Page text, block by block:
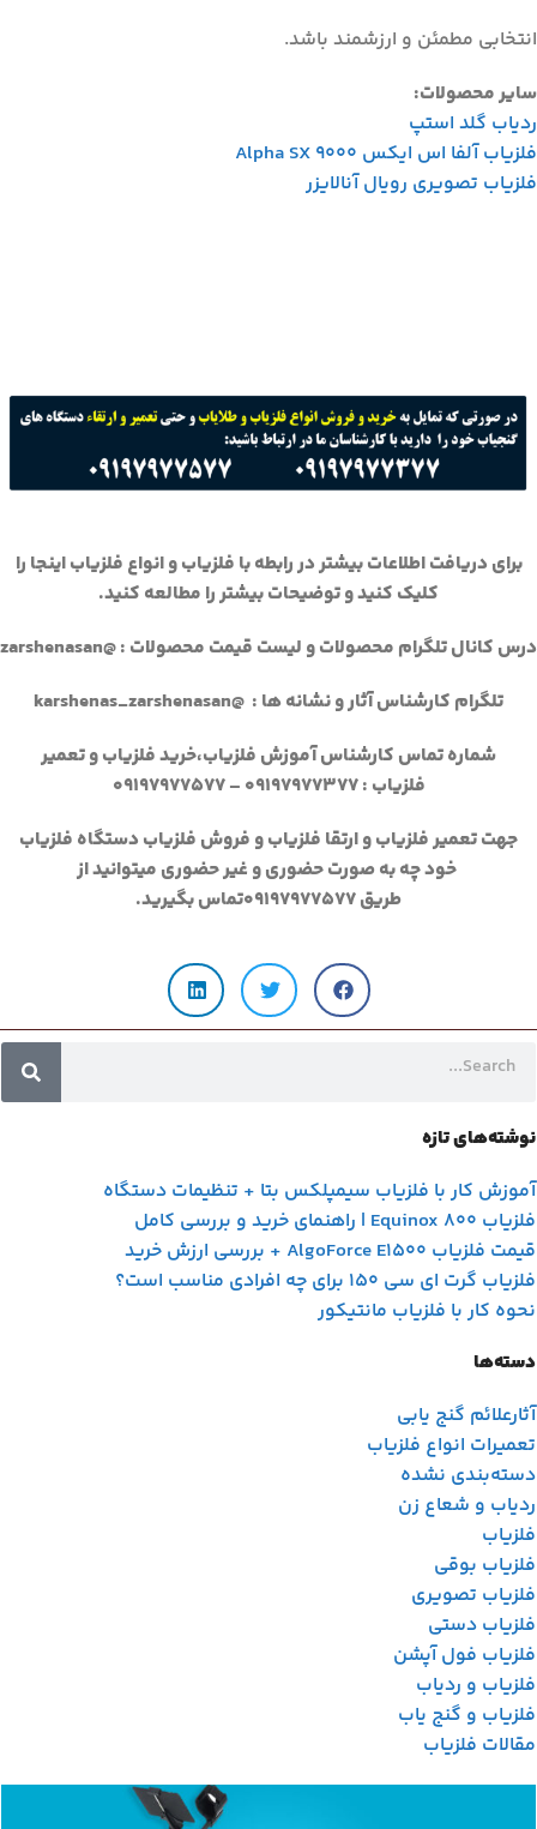
انتخابی مطمئن و ارزشمند باشد.
سایر محصولات:
ردیاب گلد استپ
فلزیاب آلفا اس ایکس Alpha SX 9000
فلزیاب تصویری رویال آنالایزر
برای دریافت اطلاعات بیشتر در رابطه با فلزیاب و انواع فلزیاب اینجا را
کلیک کنید و توضیحات بیشتر را مطالعه کنید.
درس کانال تلگرام محصولات و لیست قیمت محصولات : @zarshenasan
تلگرام کارشناس آثار و نشانه ها : @karshenas_zarshenasan
شماره تماس کارشناس آموزش فلزیاب،خرید فلزیاب و تعمیر
فلزیاب :۰۹۱۹۷۹۷۷۳۷۷ – ۰۹۱۹۷۹۷۷۵۷۷
جهت تعمیر فلزیاب و ارتقا فلزیاب و فروش فلزیاب دستگاه فلزیاب
خود چه به صورت حضوری و غیر حضوری میتوانید از
طریق۰۹۱۹۷۹۷۷۵۷۷تماس بگیرید.
نوشته‌های تازه
آموزش کار با فلزیاب سیمپلکس بتا + تنظیمات دستگاه
فلزیاب Equinox 800 | راهنمای خرید و بررسی کامل
قیمت فلزیاب AlgoForce E1500 + بررسی ارزش خرید
فلزیاب گرت ای سی 150 برای چه افرادی مناسب است؟
نحوه کار با فلزیاب مانتیکور
دسته‌ها
آثارعلائم گنج یابی
تعمیرات انواع فلزیاب
دسته‌بندی نشده
ردیاب و شعاع زن
فلزیاب
فلزیاب بوقی
فلزیاب تصویری
فلزیاب دستی
فلزیاب فول آپشن
فلزیاب و ردیاب
فلزیاب و گنج یاب
مقالات فلزیاب